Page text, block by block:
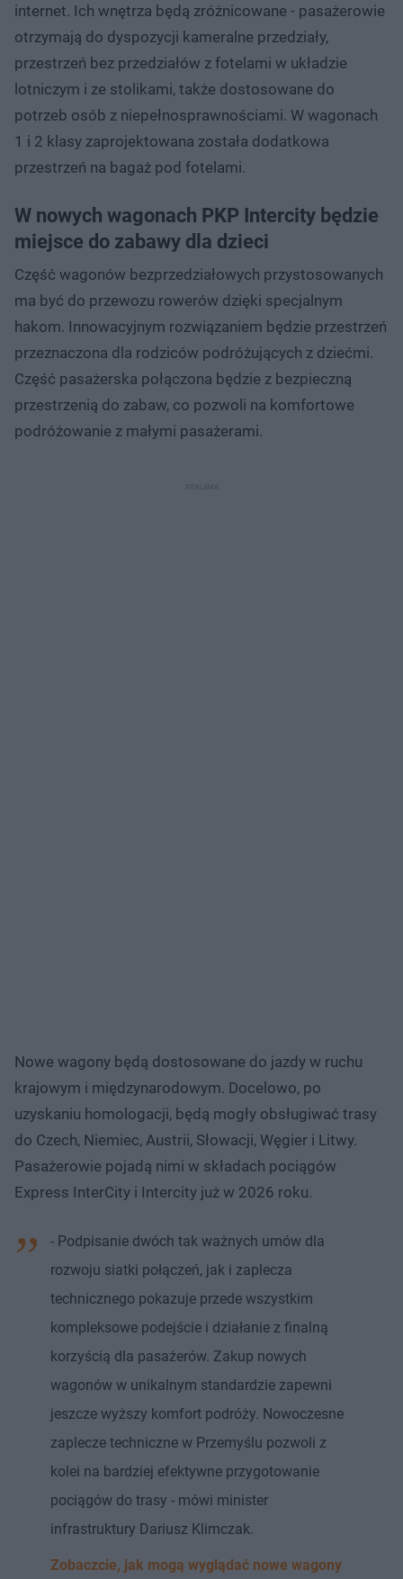
internet. Ich wnętrza będą zróżnicowane - pasażerowie
otrzymają do dyspozycji kameralne przedziały,
przestrzeń bez przedziałów z fotelami w układzie
lotniczym i ze stolikami, także dostosowane do
potrzeb osób z niepełnosprawnościami. W wagonach
1 i 2 klasy zaprojektowana została dodatkowa
przestrzeń na bagaż pod fotelami.
W nowych wagonach PKP Intercity będzie
miejsce do zabawy dla dzieci
Część wagonów bezprzedziałowych przystosowanych
ma być do przewozu rowerów dzięki specjalnym
hakom. Innowacyjnym rozwiązaniem będzie przestrzeń
przeznaczona dla rodziców podróżujących z dziećmi.
Część pasażerska połączona będzie z bezpieczną
przestrzenią do zabaw, co pozwoli na komfortowe
podróżowanie z małymi pasażerami.
Nowe wagony będą dostosowane do jazdy w ruchu
krajowym i międzynarodowym. Docelowo, po
uzyskaniu homologacji, będą mogły obsługiwać trasy
do Czech, Niemiec, Austrii, Słowacji, Węgier i Litwy.
Pasażerowie pojadą nimi w składach pociągów
Express InterCity i Intercity już w 2026 roku.
- Podpisanie dwóch tak ważnych umów dla
rozwoju siatki połączeń, jak i zaplecza
technicznego pokazuje przede wszystkim
kompleksowe podejście i działanie z finalną
korzyścią dla pasażerów. Zakup nowych
wagonów w unikalnym standardzie zapewni
jeszcze wyższy komfort podróży. Nowoczesne
zaplecze techniczne w Przemyślu pozwoli z
kolei na bardziej efektywne przygotowanie
pociągów do trasy - mówi minister
infrastruktury Dariusz Klimczak.
Zobaczcie, jak mogą wyglądać nowe wagony